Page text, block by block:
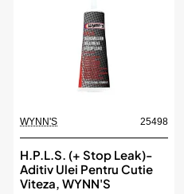
WYNN'S 25498
H.P.L.S. (+ Stop Leak)-
Aditiv Ulei Pentru Cutie
Viteza, WYNN'S